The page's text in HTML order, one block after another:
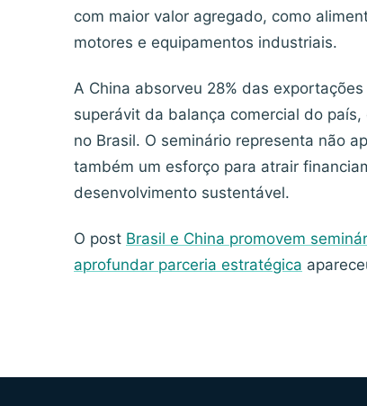
com maior valor agregado, como
motores e equipamentos industriais.
A China absorveu 28% das
superávit da balança comercial do
no Brasil. O seminário representa não
também um esforço para atrair
desenvolvimento sustentável.
O post Brasil e China promovem
aprofundar parceria estratégica